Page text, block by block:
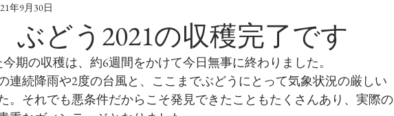
ぶどう2021の収穫完了です
年9月30日
期の収穫は、約6週間をかけて今日無事に終わりました。
連続降雨や2度の台風と、ここまでぶどうにとって気象状況の厳しい
。それでも悪条件だからこそ発見できたこともたくさんあり、実際の